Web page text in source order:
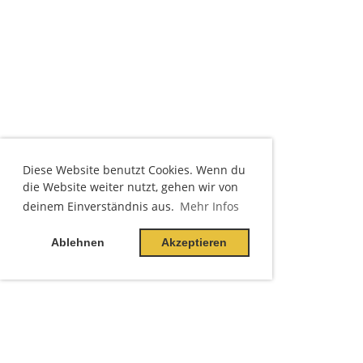
Diese Website benutzt Cookies. Wenn du
die Website weiter nutzt, gehen wir von
deinem Einverständnis aus. Mehr Infos
Ablehnen Akzeptieren